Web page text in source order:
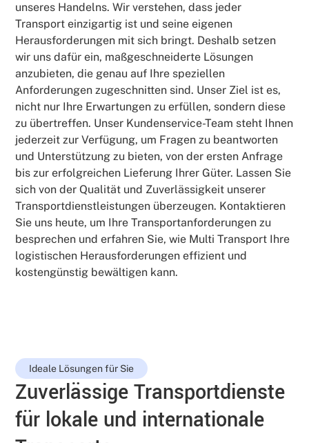
unseres Handelns. Wir verstehen, dass jeder
Transport einzigartig ist und seine eigenen
Herausforderungen mit sich bringt. Deshalb setzen
wir uns dafür ein, maßgeschneiderte Lösungen
anzubieten, die genau auf Ihre speziellen
Anforderungen zugeschnitten sind. Unser Ziel ist es,
nicht nur Ihre Erwartungen zu erfüllen, sondern diese
zu übertreffen. Unser Kundenservice-Team steht Ihnen
jederzeit zur Verfügung, um Fragen zu beantworten
und Unterstützung zu bieten, von der ersten Anfrage
bis zur erfolgreichen Lieferung Ihrer Güter. Lassen Sie
sich von der Qualität und Zuverlässigkeit unserer
Transportdienstleistungen überzeugen. Kontaktieren
Sie uns heute, um Ihre Transportanforderungen zu
besprechen und erfahren Sie, wie Multi Transport Ihre
logistischen Herausforderungen effizient und
kostengünstig bewältigen kann.
Ideale Lösungen für Sie
Zuverlässige Transportdienste
für lokale und internationale